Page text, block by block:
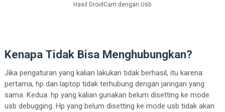
Hasil DroidCam dengan Usb
Kenapa Tidak Bisa Menghubungkan?
Jika pengaturan yang kalian lakukan tidak berhasil, itu karena:
pertama, hp dan laptop tidak terhubung dengan jaringan yang
sama. Kedua: hp yang kalian gunakan belum disetting ke mode
usb debugging. Hp yang belum disetting ke mode usb tidak akan